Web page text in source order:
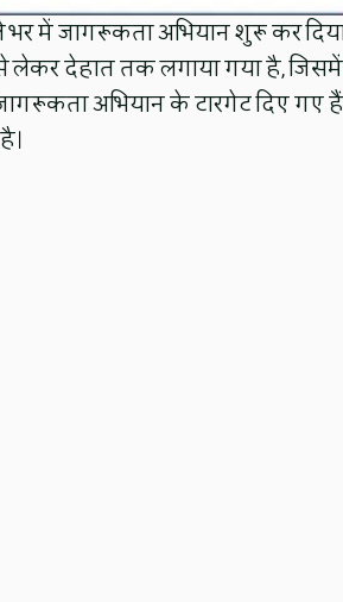
में जागरूकता अभियान शुरू कर
लेकर देहात तक लगाया गया है, जिसमें
अभियान के टारगेट दिए गए